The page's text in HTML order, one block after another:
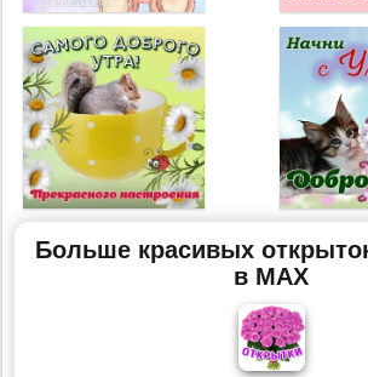
Больше красивых
в MAX